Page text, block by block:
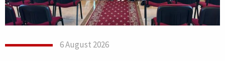
6 August 2026